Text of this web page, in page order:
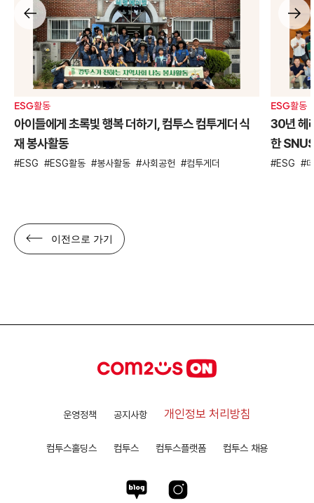
ESG활동
아이들에게 초록빛 행복 더하기, 컴투스 컴투게더 식
재 봉사활동
ESG ESG활동 봉사활동 사회공헌 컴투게더
ESG활동
30년 헤
한
ESG
이전으로 가기
운영정책 공지사항 개인정보 처리방침
컴투스홀딩스 컴투스 컴투스플랫폼 컴투스 채용